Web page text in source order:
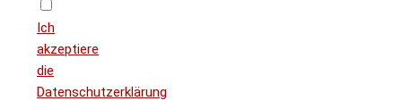
Ich
akzeptiere
die
Datenschutzerklärung